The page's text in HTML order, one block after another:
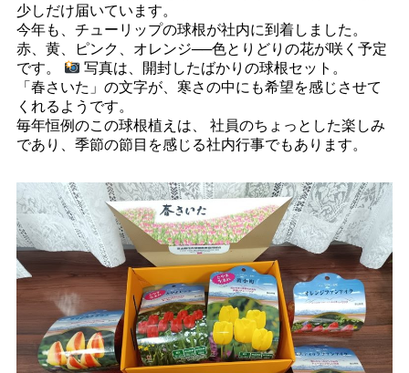
少しだけ届いています。
今年も、チューリップの球根が社内に到着しました。
赤、黄、ピンク、オレンジ──色とりどりの花が咲く予定
です。
写真は、開封したばかりの球根セット。
「春さいた」の文字が、寒さの中にも希望を感じさせて
くれるようです。
毎年恒例のこの球根植えは、 社員のちょっとした楽しみ
であり、季節の節目を感じる社内行事でもあります。